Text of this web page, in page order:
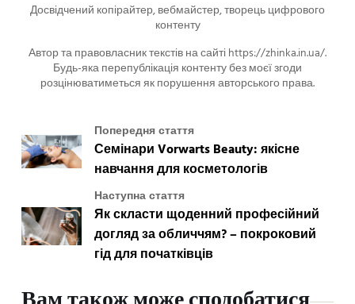
Досвідчений копірайтер, вебмайстер, творець цифрового
контенту
Автор та правовласник текстів на сайті https://zhinka.in.ua/.
Будь-яка перепублікація контенту без моєї згоди
розцінюватиметься як порушення авторського права.
Попередня стаття
Семінари Vorwarts Beauty: якісне
навчання для косметологів
Наступна стаття
Як скласти щоденний професійний
догляд за обличчям? – покроковий
гід для початківців